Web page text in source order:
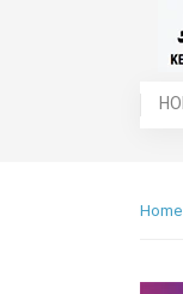
Home